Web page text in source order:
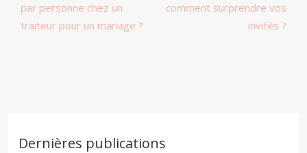
par personne chez un
traiteur pour un mariage ?
comment surprendre vos
invités ?
Dernières publications